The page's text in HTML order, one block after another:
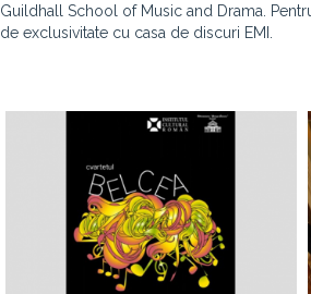
Guildhall School of Music and Drama.
de exclusivitate cu casa de discuri EMI.